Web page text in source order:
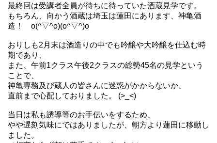
最終回は受講者全員が待ちに待っていた酒蔵見学です。
もちろん、向かう酒蔵は埼玉は蓮田にあります、神亀酒
造！ o(^▽^o)(o^▽^)o
おりしも2月末は酒造りの中でも吟醸や大吟醸を仕込む時
期であり、
また、午前1クラス午後2クラスの総勢45名の見学という
ことで、
神亀専務及び蔵人の皆さんに迷惑がかからないか、
直前まで心配しておりました。 (>_<)
当日は私も誘導等のお手伝いをするため、
やや遅刻気味にではありましたが、朝方より蓮田に移動し
ました。